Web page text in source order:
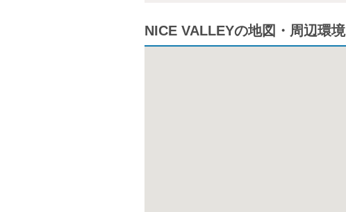
NICE VALLEYの地図・周辺環境